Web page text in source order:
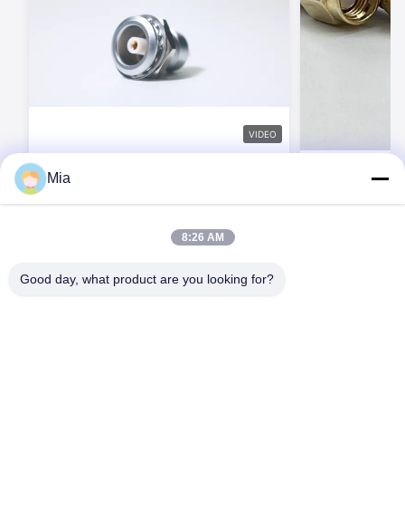
VIDEO
BEXKOM Sシリーズ丸型同軸コネクタお
よびハイブリッド多機能コネクタ
BEXKOM RF
1~60 GHz周波
Mia
8:26 AM
Good day, what product are you looking for?